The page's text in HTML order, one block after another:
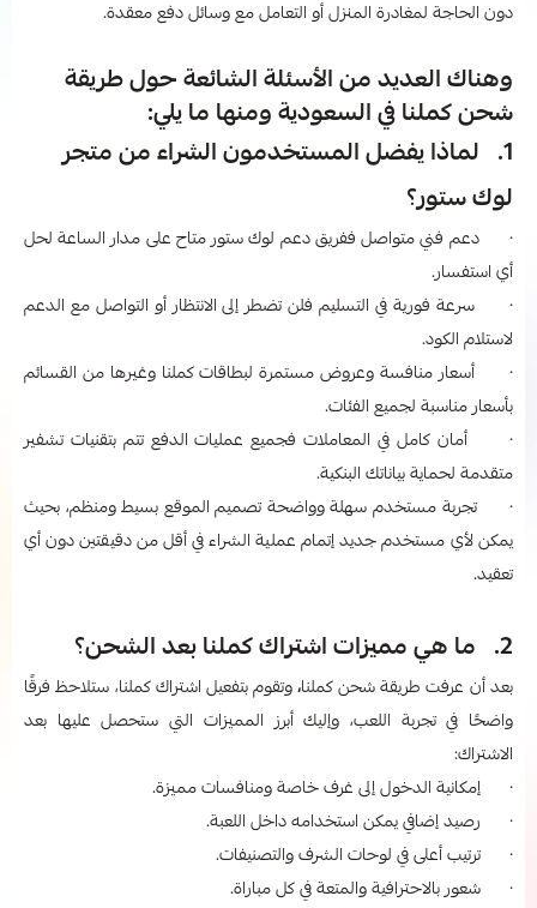
دون الحاجة لمغادرة المنزل أو التعامل مع وسائل دفع معقدة.
وهناك العديد من الأسئلة الشائعة حول طريقة
شحن كملنا في السعودية ومنها ما يلي:
1. لماذا يفضل المستخدمون الشراء من متجر
لوك ستور؟
· دعم فني متواصل ففريق دعم لوك ستور متاح على مدار الساعة لحل
أي استفسار.
· سرعة فورية في التسليم فلن تضطر إلى الانتظار أو التواصل مع الدعم
لاستلام الكود.
· أسعار منافسة وعروض مستمرة لبطاقات كملنا وغيرها من القسائم
بأسعار مناسبة لجميع الفئات.
· أمان كامل في المعاملات فجميع عمليات الدفع تتم بتقنيات تشفير
متقدمة لحماية بياناتك البنكية.
· تجربة مستخدم سهلة وواضحة تصميم الموقع بسيط ومنظم، بحيث
يمكن لأي مستخدم جديد إتمام عملية الشراء في أقل من دقيقتين دون أي
تعقيد.
2. ما هي مميزات اشتراك كملنا بعد الشحن؟
بعد أن عرفت طريقة شحن كملنا،وتقوم بتفعيل اشتراك كملنا، ستلاحظ فرقًا
واضحًا في تجربة اللعب، وإليك أبرز المميزات التي ستحصل عليها بعد
الاشتراك:
· إمكانية الدخول إلى غرف خاصة ومنافسات مميزة.
· رصيد إضافي يمكن استخدامه داخل اللعبة.
· ترتيب أعلى في لوحات الشرف والتصنيفات.
· شعور بالاحترافية والمتعة في كل مباراة.